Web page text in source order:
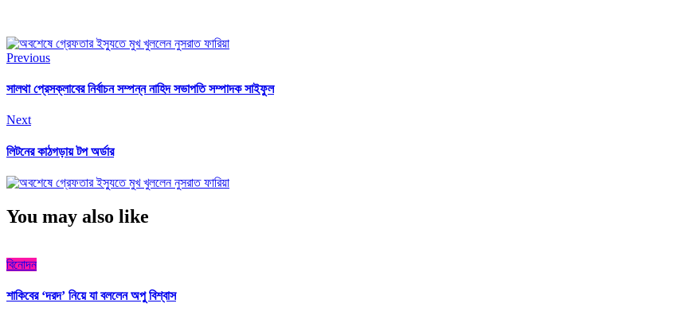
Previous
সালথা প্রেসক্লাবের নির্বাচন সম্পন্ন নাহিদ সভাপতি সম্পাদক সাইফুল
Next
লিটনের কাঠগড়ায় টপ অর্ডার
You may also like
বিনোদন
শাকিবের ‘দরদ’ নিয়ে যা বললেন অপু বিশ্বাস